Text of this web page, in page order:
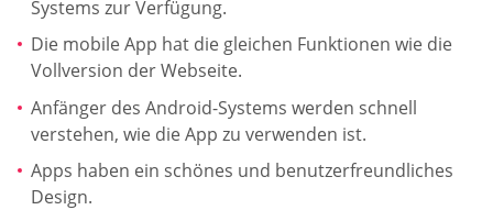
Systems zur Verfügung.
Die mobile App hat die gleichen Funktionen wie die
Vollversion der Webseite.
Anfänger des Android-Systems werden schnell
verstehen, wie die App zu verwenden ist.
Apps haben ein schönes und benutzerfreundliches
Design.